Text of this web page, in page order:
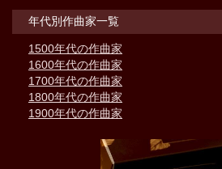
年代別作曲家一覧
1500年代の作曲家
1600年代の作曲家
1700年代の作曲家
1800年代の作曲家
1900年代の作曲家